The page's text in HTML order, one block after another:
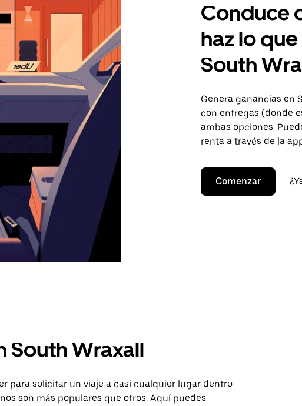
Conduce
haz lo
South
Genera ganancias en
con entregas (donde
ambas opciones.
renta a través de la
Comenzar
South Wraxall
para solicitar un viaje a casi cualquier lugar dentro
son más populares que otros. Aquí puedes